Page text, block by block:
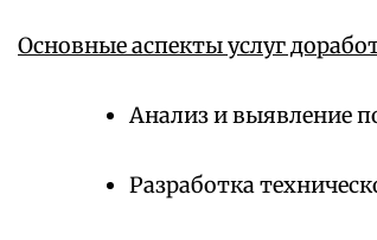
Основные аспекты услуг
Анализ и выявление
Разработка